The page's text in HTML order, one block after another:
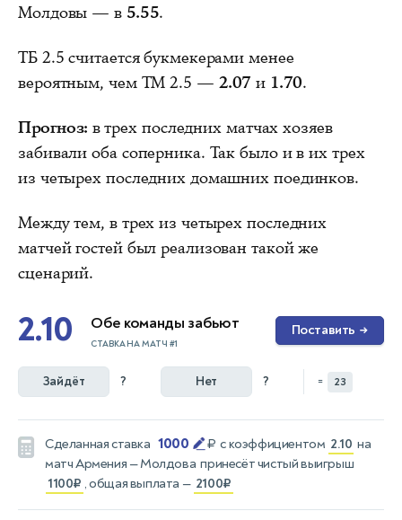
Молдовы — в 5.55.
ТБ 2.5 считается букмекерами менее
вероятным, чем ТМ 2.5 — 2.07 и 1.70.
Прогноз: в трех последних матчах хозяев
забивали оба соперника. Так было и в их трех
из четырех последних домашних поединков.
Между тем, в трех из четырех последних
матчей гостей был реализован такой же
сценарий.
2.10 Обе команды забьют
СТАВКА НА МАТЧ #1
Поставить →
Зайдёт ? Нет ? = 23
Сделанная ставка 1000 ₽ с коэффициентом 2.10 на
матчАрмения — Молдова принесёт чистый выигрыш
1100₽ , общая выплата — 2100₽